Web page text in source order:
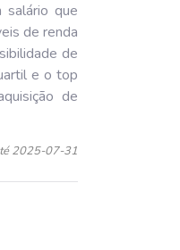
salário que
de renda
de
e o top
de
2025-07-31